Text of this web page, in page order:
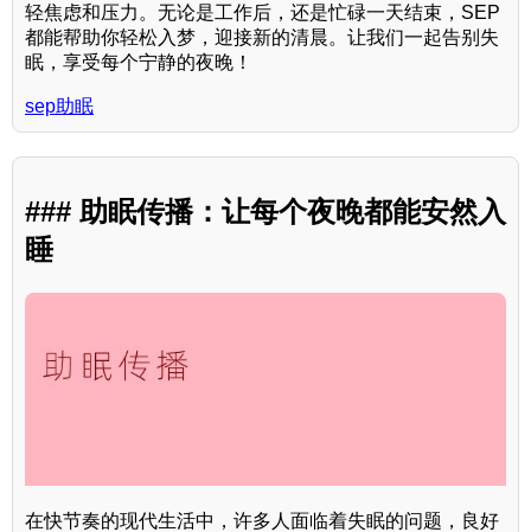
轻焦虑和压力。无论是工作后，还是忙碌一天结束，SEP
都能帮助你轻松入梦，迎接新的清晨。让我们一起告别失
眠，享受每个宁静的夜晚！
sep助眠
### 助眠传播：让每个夜晚都能安然入
睡
在快节奏的现代生活中，许多人面临着失眠的问题，良好